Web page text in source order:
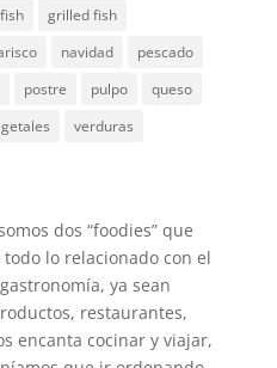
fish
grilled fish
navidad
pescado
postre pulpo
queso
verduras
dos “foodies” que
todo lo relacionado con el
ya sean
restaurantes,
encanta cocinar y viajar,